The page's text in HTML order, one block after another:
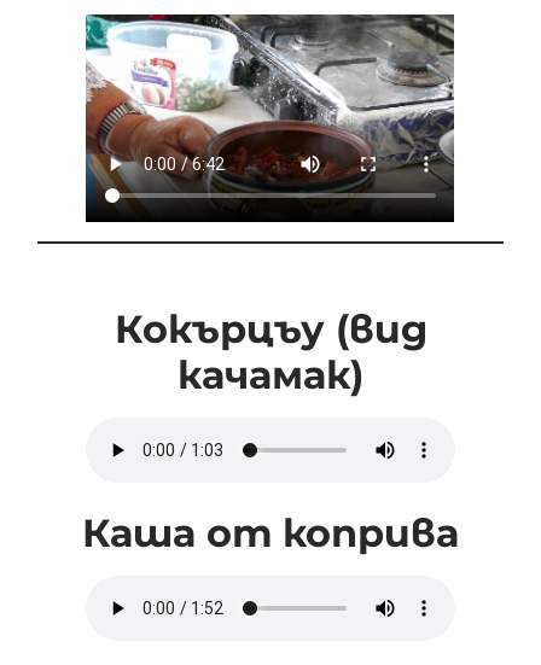
Кокърцъу (вид
качамак)
Каша от коприва